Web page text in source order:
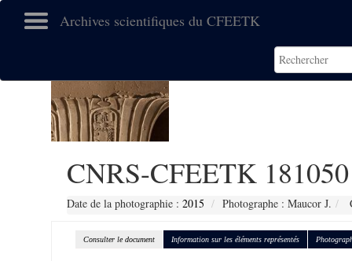
Archives scientifiques du CFEETK
CNRS-CFEETK 181050
Date de la photographie : 2015 Photographe : Maucor J.
Consulter le document Information sur les éléments représentés